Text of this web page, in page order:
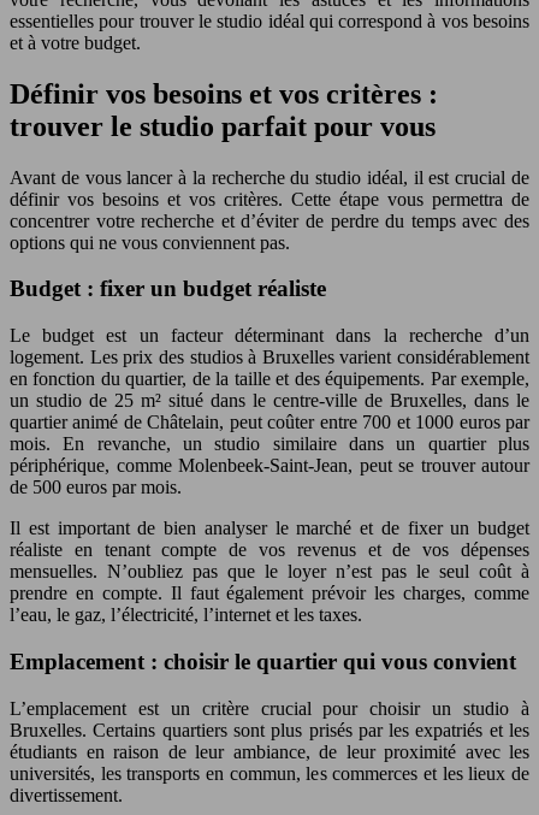
essentielles pour trouver le studio idéal qui correspond à vos besoins
et à votre budget.
Définir vos besoins et vos critères :
trouver le studio parfait pour vous
Avant de vous lancer à la recherche du studio idéal, il est crucial de
définir vos besoins et vos critères. Cette étape vous permettra de
concentrer votre recherche et d’éviter de perdre du temps avec des
options qui ne vous conviennent pas.
Budget : fixer un budget réaliste
Le budget est un facteur déterminant dans la recherche d’un
logement. Les prix des studios à Bruxelles varient considérablement
en fonction du quartier, de la taille et des équipements. Par exemple,
un studio de 25 m² situé dans le centre-ville de Bruxelles, dans le
quartier animé de Châtelain, peut coûter entre 700 et 1000 euros par
mois. En revanche, un studio similaire dans un quartier plus
périphérique, comme Molenbeek-Saint-Jean, peut se trouver autour
de 500 euros par mois.
Il est important de bien analyser le marché et de fixer un budget
réaliste en tenant compte de vos revenus et de vos dépenses
mensuelles. N’oubliez pas que le loyer n’est pas le seul coût à
prendre en compte. Il faut également prévoir les charges, comme
l’eau, le gaz, l’électricité, l’internet et les taxes.
Emplacement : choisir le quartier qui vous convient
L’emplacement est un critère crucial pour choisir un studio à
Bruxelles. Certains quartiers sont plus prisés par les expatriés et les
étudiants en raison de leur ambiance, de leur proximité avec les
universités, les transports en commun, les commerces et les lieux de
divertissement.